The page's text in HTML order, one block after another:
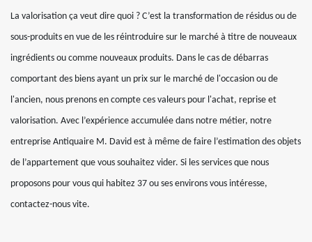
La valorisation ça veut dire quoi ? C’est la transformation de résidus ou de
sous-produits en vue de les réintroduire sur le marché à titre de nouveaux
ingrédients ou comme nouveaux produits. Dans le cas de débarras
comportant des biens ayant un prix sur le marché de l'occasion ou de
l'ancien, nous prenons en compte ces valeurs pour l'achat, reprise et
valorisation. Avec l’expérience accumulée dans notre métier, notre
entreprise Antiquaire M. David est à même de faire l’estimation des objets
de l’appartement que vous souhaitez vider. Si les services que nous
proposons pour vous qui habitez 37 ou ses environs vous intéresse,
contactez-nous vite.